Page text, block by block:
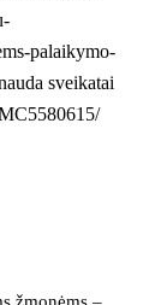
palaikymo-
sveikatai
žmonėms –